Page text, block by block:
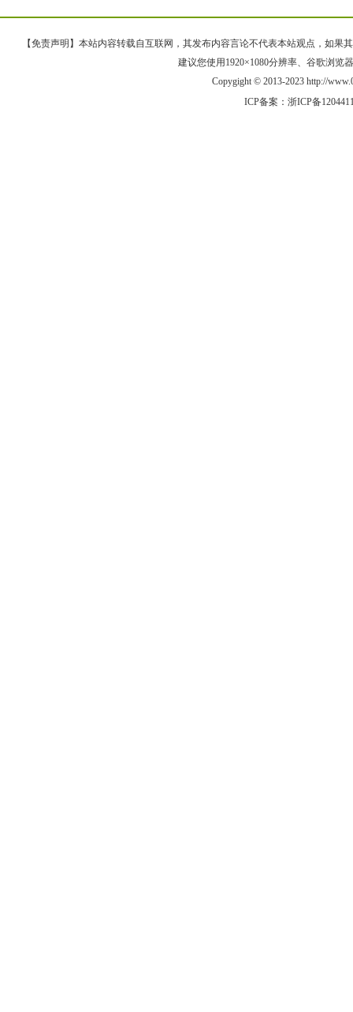
【免责声明】本站内容转载自互联网，其发布内容言论不代表本站观点，如果
建议您使用1920×1080分辨率、谷歌浏览
Copygight © 2013-2023 http://
ICP备案： 浙ICP备